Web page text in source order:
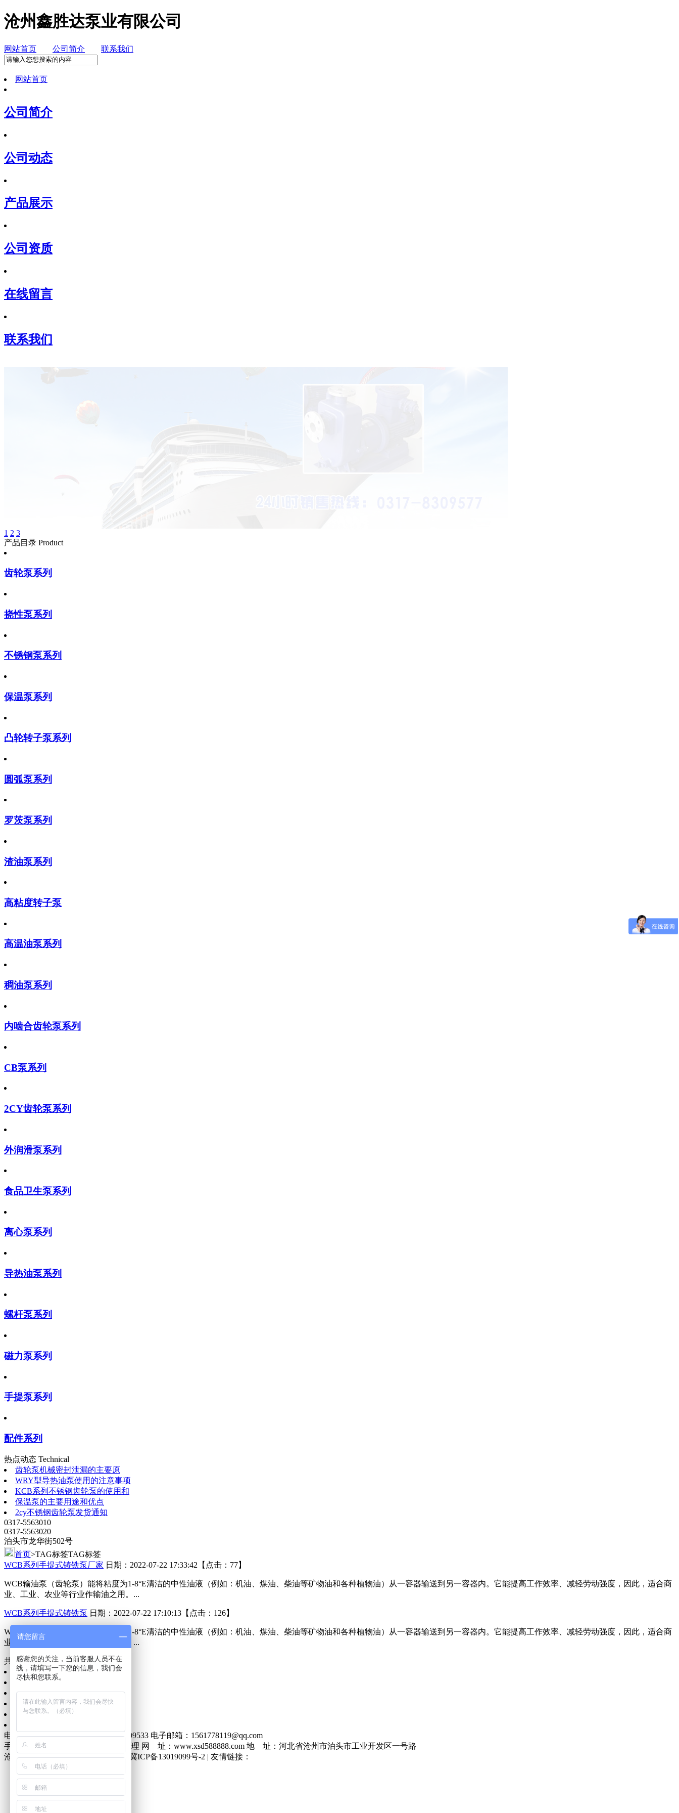
沧州鑫胜达泵业有限公司
网站首页 公司简介 联系我们
网站首页
公司简介
公司动态
产品展示
公司资质
在线留言
联系我们
1 2 3
产品目录 Product
齿轮泵系列
挠性泵系列
不锈钢泵系列
保温泵系列
凸轮转子泵系列
圆弧泵系列
罗茨泵系列
渣油泵系列
高粘度转子泵
高温油泵系列
稠油泵系列
内啮合齿轮泵系列
CB泵系列
2CY齿轮泵系列
外润滑泵系列
食品卫生泵系列
离心泵系列
导热油泵系列
螺杆泵系列
磁力泵系列
手提泵系列
配件系列
热点动态 Technical
齿轮泵机械密封泄漏的主要原
WRY型导热油泵使用的注意事项
KCB系列不锈钢齿轮泵的使用和
保温泵的主要用途和优点
2cy不锈钢齿轮泵发货通知
0317-5563010
0317-5563020
泊头市龙华街502号
首页>TAG标签TAG标签
WCB系列手提式铸铁泵厂家 日期：2022-07-22 17:33:42【点击：77】
WCB输油泵（齿轮泵）能将粘度为1-8°E清洁的中性油液（例如：机油、煤油、柴油等矿物油和各种植物油）从一容器输送到另一容器内。它能提高工作效率、减轻劳动强度，因此，适合商
业、工业、农业等行业作输油之用。...
WCB系列手提式铸铁泵 日期：2022-07-22 17:10:13【点击：126】
WCB输油泵（齿轮泵）能将粘度为1-8°E清洁的中性油液（例如：机油、煤油、柴油等矿物油和各种植物油）从一容器输送到另一容器内。它能提高工作效率、减轻劳动强度，因此，适合商
业、工业、农业等行业作输油之用。...
共 1页 /2条记录
公司简介
公司动态
产品展示
公司资质
在线留言
电话：0317-8309577 传真：0317-8309533 电子邮箱：1561778119@qq.com
手 机：18230471947 联系人：张经理 网 址：www.xsd588888.com 地 址：河北省沧州市泊头市工业开发区一号路
沧州鑫胜达泵业有限公司 版权所有 冀ICP备13019099号-2 | 友情链接：
请您留言
感谢您的关注，当前客服人员不在
线，请填写一下您的信息，我们会
尽快和您联系。